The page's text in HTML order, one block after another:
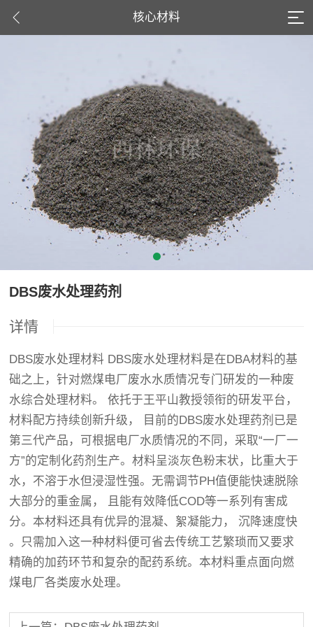
核心材料
DBS废水处理药剂
详情
DBS废水处理材料 DBS废水处理材料是在DBA材料的基
础之上，针对燃煤电厂废水水质情况专门研发的一种废
水综合处理材料。 依托于王平山教授领衔的研发平台，
材料配方持续创新升级， 目前的DBS废水处理药剂已是
第三代产品，可根据电厂水质情况的不同，采取“一厂一
方”的定制化药剂生产。材料呈淡灰色粉末状，比重大于
水，不溶于水但浸湿性强。无需调节PH值便能快速脱除
大部分的重金属， 且能有效降低COD等一系列有害成
分。本材料还具有优异的混凝、絮凝能力， 沉降速度快
。只需加入这一种材料便可省去传统工艺繁琐而又要求
精确的加药环节和复杂的配药系统。本材料重点面向燃
煤电厂各类废水处理。